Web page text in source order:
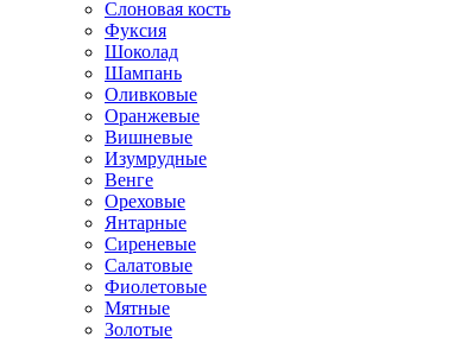
Слоновая кость
Фуксия
Шоколад
Шампань
Оливковые
Оранжевые
Вишневые
Изумрудные
Венге
Ореховые
Янтарные
Сиреневые
Салатовые
Фиолетовые
Мятные
Золотые